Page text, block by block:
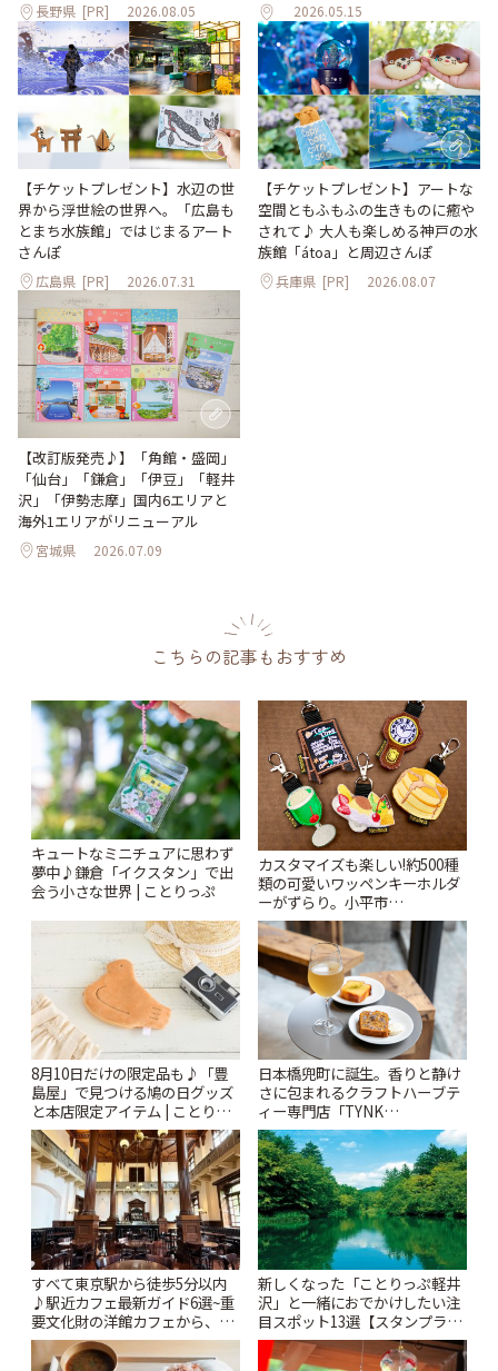
長野県 [PR] 2026.08.05 2026.05.15
【チケットプレゼント】水辺の世
界から浮世絵の世界へ。「広島も
とまち水族館」ではじまるアート
さんぽ
広島県 [PR] 2026.07.31
【チケットプレゼント】アートな
空間ともふもふの生きものに癒や
されて♪ 大人も楽しめる神戸の水
族館「átoa」と周辺さんぽ
兵庫県 [PR] 2026.08.07
【改訂版発売♪】「角館・盛岡」
「仙台」「鎌倉」「伊豆」「軽井
沢」「伊勢志摩」国内6エリアと
海外1エリアがリニューアル
宮城県 2026.07.09
こちらの記事もおすすめ
キュートなミニチュアに思わず
夢中♪鎌倉「イクスタン」で出
会う小さな世界 | ことりっぷ
カスタマイズも楽しい!約500種
類の可愛いワッペンキーホルダ
ーがずらり。小平市
「Kimamaya T&K」 | ことりっ
ぷ
8月10日だけの限定品も♪「豊
島屋」で見つける鳩の日グッズ
と本店限定アイテム | ことりっ
ぷ
日本橋兜町に誕生。香りと静け
さに包まれるクラフトハーブテ
ィー専門店「TYNK
Kabutocho」 | ことりっぷ
すべて東京駅から徒歩5分以内
♪駅近カフェ最新ガイド6選~重
要文化財の洋館カフェから、改
札すぐのレトロ喫茶まで~ | こと
りっぷ
新しくなった「ことりっぷ軽井
沢」と一緒におでかけしたい注
目スポット13選【スタンプラリ
ー開催中】 | ことりっぷ